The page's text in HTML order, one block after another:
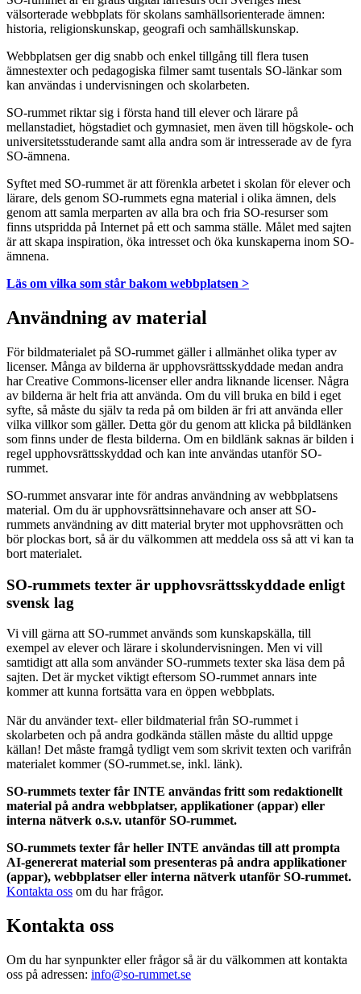
välsorterade webbplats för skolans samhällsorienterade ämnen:
historia, religionskunskap, geografi och samhällskunskap.
Webbplatsen ger dig snabb och enkel tillgång till flera tusen
ämnestexter och pedagogiska filmer samt tusentals SO-länkar som
kan användas i undervisningen och skolarbeten.
SO-rummet riktar sig i första hand till elever och lärare på
mellanstadiet, högstadiet och gymnasiet, men även till högskole- och
universitetsstuderande samt alla andra som är intresserade av de fyra
SO-ämnena.
Syftet med SO-rummet är att förenkla arbetet i skolan för elever och
lärare, dels genom SO-rummets egna material i olika ämnen, dels
genom att samla merparten av alla bra och fria SO-resurser som
finns utspridda på Internet på ett och samma ställe. Målet med sajten
är att skapa inspiration, öka intresset och öka kunskaperna inom SO-
ämnena.
Läs om vilka som står bakom webbplatsen >
Användning av material
För bildmaterialet på SO-rummet gäller i allmänhet olika typer av
licenser. Många av bilderna är upphovsrättsskyddade medan andra
har Creative Commons-licenser eller andra liknande licenser. Några
av bilderna är helt fria att använda. Om du vill bruka en bild i eget
syfte, så måste du själv ta reda på om bilden är fri att använda eller
vilka villkor som gäller. Detta gör du genom att klicka på bildlänken
som finns under de flesta bilderna. Om en bildlänk saknas är bilden i
regel upphovsrättsskyddad och kan inte användas utanför SO-
rummet.
SO-rummet ansvarar inte för andras användning av webbplatsens
material. Om du är upphovsrättsinnehavare och anser att SO-
rummets användning av ditt material bryter mot upphovsrätten och
bör plockas bort, så är du välkommen att meddela oss så att vi kan ta
bort materialet.
SO-rummets texter är upphovsrättsskyddade enligt
svensk lag
Vi vill gärna att SO-rummet används som kunskapskälla, till
exempel av elever och lärare i skolundervisningen. Men vi vill
samtidigt att alla som använder SO-rummets texter ska läsa dem på
sajten. Det är mycket viktigt eftersom SO-rummet annars inte
kommer att kunna fortsätta vara en öppen webbplats.
När du använder text- eller bildmaterial från SO-rummet i
skolarbeten och på andra godkända ställen måste du alltid uppge
källan! Det måste framgå tydligt vem som skrivit texten och varifrån
materialet kommer (SO-rummet.se, inkl. länk).
SO-rummets texter får INTE användas fritt som redaktionellt
material på andra webbplatser, applikationer (appar) eller
interna nätverk o.s.v. utanför SO-rummet.
SO-rummets texter får heller INTE användas till att prompta
AI-genererat material som presenteras på andra applikationer
(appar), webbplatser eller interna nätverk utanför SO-rummet.
Kontakta oss om du har frågor.
Kontakta oss
Om du har synpunkter eller frågor så är du välkommen att kontakta
oss på adressen: info@so-rummet.se